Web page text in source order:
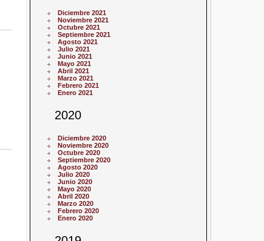
Diciembre 2021
Noviembre 2021
Octubre 2021
Septiembre 2021
Agosto 2021
Julio 2021
Junio 2021
Mayo 2021
Abril 2021
Marzo 2021
Febrero 2021
Enero 2021
2020
Diciembre 2020
Noviembre 2020
Octubre 2020
Septiembre 2020
Agosto 2020
Julio 2020
Junio 2020
Mayo 2020
Abril 2020
Marzo 2020
Febrero 2020
Enero 2020